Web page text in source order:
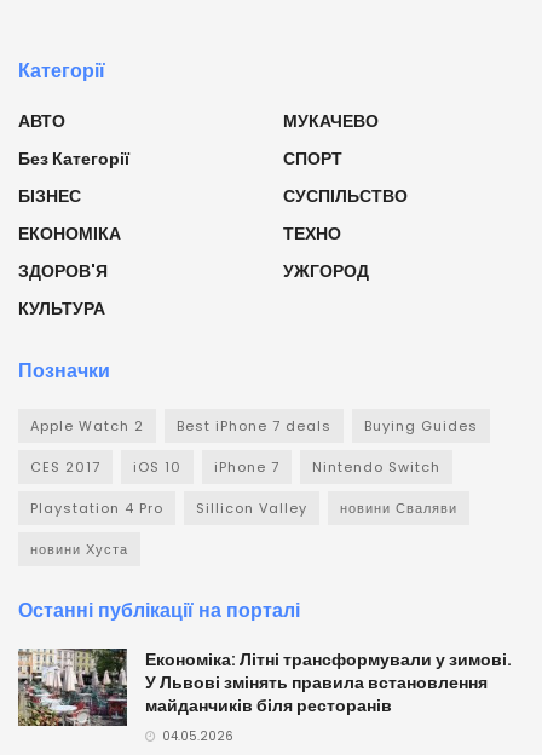
Категорії
АВТО
Без Категорії
БІЗНЕС
ЕКОНОМІКА
ЗДОРОВ'Я
КУЛЬТУРА
МУКАЧЕВО
СПОРТ
СУСПІЛЬСТВО
ТЕХНО
УЖГОРОД
Позначки
Apple Watch 2 Best iPhone 7 deals Buying Guides
CES 2017 iOS 10 iPhone 7 Nintendo Switch
Playstation 4 Pro Sillicon Valley новини Сваляви
новини Хуста
Останні публікації на порталі
Економіка: Літні трансформували у зимові.
У Львові змінять правила встановлення
майданчиків біля ресторанів
04.05.2026